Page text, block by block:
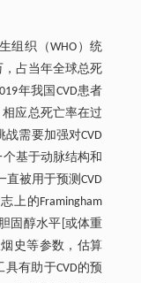
组织（WHO）统
，占当年全球总死
年我国CVD患者
相应总死亡率在过
战需要加强对CVD
基于动脉结构和
被用于预测CVD
上的Framingham
固醇水平[或体重
史等参数，估算
具有助于CVD的预